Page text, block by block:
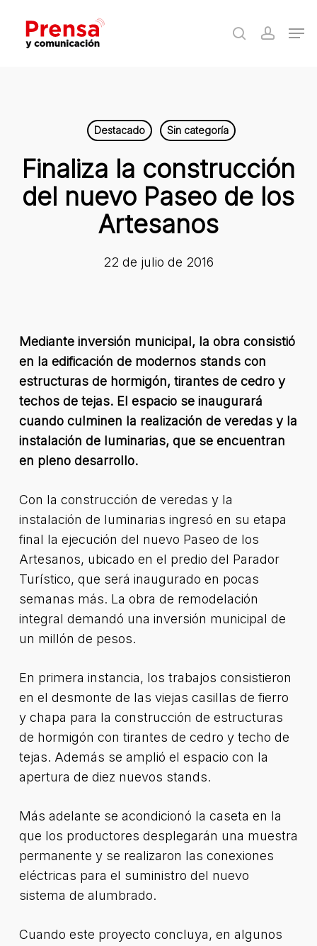
main
search
Destacado Sin categoría
Finaliza la construcción
del nuevo Paseo de los
Artesanos
22 de julio de 2016
Mediante inversión municipal, la obra consistió
en la edificación de modernos stands con
estructuras de hormigón, tirantes de cedro y
techos de tejas. El espacio se inaugurará
cuando culminen la realización de veredas y la
instalación de luminarias, que se encuentran
en pleno desarrollo.
Con la construcción de veredas y la
instalación de luminarias ingresó en su etapa
final la ejecución del nuevo Paseo de los
Artesanos, ubicado en el predio del Parador
Turístico, que será inaugurado en pocas
semanas más. La obra de remodelación
integral demandó una inversión municipal de
un millón de pesos.
En primera instancia, los trabajos consistieron
en el desmonte de las viejas casillas de fierro
y chapa para la construcción de estructuras
de hormigón con tirantes de cedro y techo de
tejas. Además se amplió el espacio con la
apertura de diez nuevos stands.
Más adelante se acondicionó la caseta en la
que los productores desplegarán una muestra
permanente y se realizaron las conexiones
eléctricas para el suministro del nuevo
sistema de alumbrado.
Cuando este proyecto concluya, en algunos